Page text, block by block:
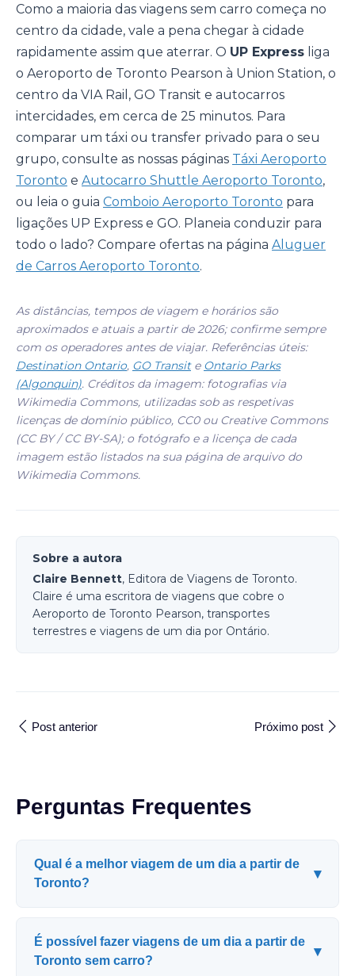
Como a maioria das viagens sem carro começa no
centro da cidade, vale a pena chegar à cidade
rapidamente assim que aterrar. O UP Express liga
o Aeroporto de Toronto Pearson à Union Station, o
centro da VIA Rail, GO Transit e autocarros
intercidades, em cerca de 25 minutos. Para
comparar um táxi ou transfer privado para o seu
grupo, consulte as nossas páginas Táxi Aeroporto
Toronto e Autocarro Shuttle Aeroporto Toronto,
ou leia o guia Comboio Aeroporto Toronto para
ligações UP Express e GO. Planeia conduzir para
todo o lado? Compare ofertas na página Aluguer
de Carros Aeroporto Toronto.
As distâncias, tempos de viagem e horários são
aproximados e atuais a partir de 2026; confirme sempre
com os operadores antes de viajar. Referências úteis:
Destination Ontario, GO Transite Ontario Parks
(Algonquin). Créditos da imagem: fotografias via
Wikimedia Commons, utilizadas sob as respetivas
licenças de domínio público, CC0 ou Creative Commons
(CC BY / CC BY-SA); o fotógrafo e a licença de cada
imagem estão listados na sua página de arquivo do
Wikimedia Commons.
Sobre a autora
Claire Bennett, Editora de Viagens de Toronto.
Claire é uma escritora de viagens que cobre o
Aeroporto de Toronto Pearson, transportes
terrestres e viagens de um dia por Ontário.
Post anterior Próximo post
Perguntas Frequentes
Qual é a melhor viagem de um dia a partir de
Toronto?
▾
É possível fazer viagens de um dia a partir de
Toronto sem carro?
▾